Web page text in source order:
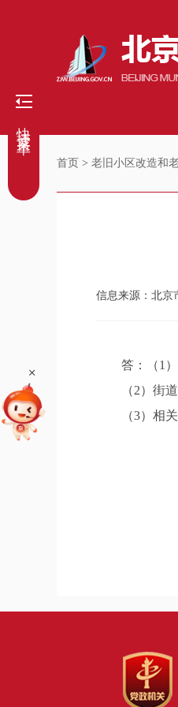
首页 > 老旧小区改造和
信息来源：北京
答：（1）
（2）街道
（3）相关单
+
快捷菜单